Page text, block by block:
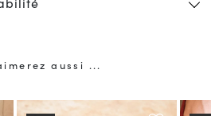
aussi ...